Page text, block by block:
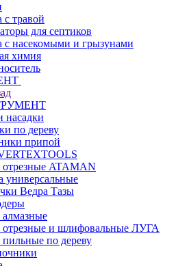
с травой
для септиков
с насекомыми и грызунами
химия
насадки
по дереву
припой
отрезные ATAMAN
универсальные
Ведра Тазы
отрезные и шлифовальные ЛУГА
по дереву